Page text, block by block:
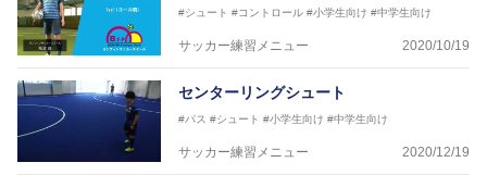
日本サッカー協会公認B級ライセンス・日本サッカー
協会公認フットサルB級ライセンス
#シュート #コントロール #小学生向け #中学生向け
サッカー練習メニュー 2020/10/19
センターリングシュート
#パス #シュート #小学生向け #中学生向け
サッカー練習メニュー 2020/12/19